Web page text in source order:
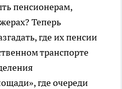
пенсионерам,
Теперь
где их пенсии
транспорте
где очереди